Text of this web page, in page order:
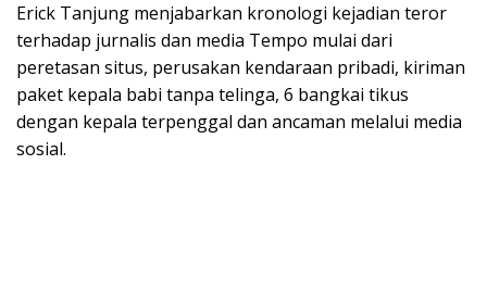
Erick Tanjung menjabarkan kronologi kejadian teror
terhadap jurnalis dan media Tempo mulai dari
peretasan situs, perusakan kendaraan pribadi, kiriman
paket kepala babi tanpa telinga, 6 bangkai tikus
dengan kepala terpenggal dan ancaman melalui media
sosial.